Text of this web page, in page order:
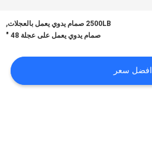
2500LB صمام يدوي يعمل بالعجلات ,
صمام يدوي يعمل على عجلة 48 "
افضل سعر